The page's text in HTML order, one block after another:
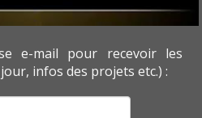
e-mail pour recevoir les
infos des projets etc.) :